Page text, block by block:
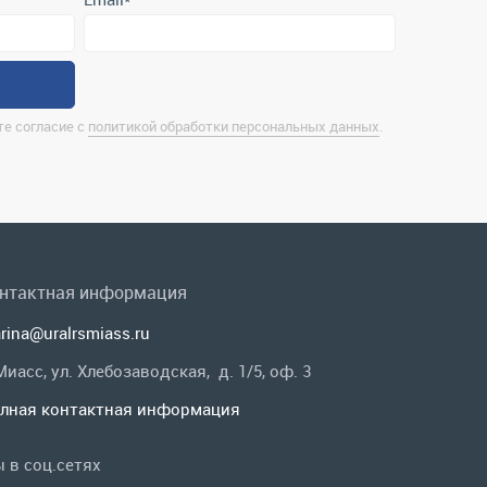
информация
ул. Хлебозаводская, д. 1/5, оф. 3
контактная информация